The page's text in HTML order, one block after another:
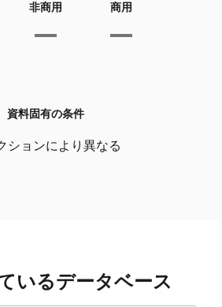
非商用 商用
資料固有の条件
ションにより異なる
いるデータベース